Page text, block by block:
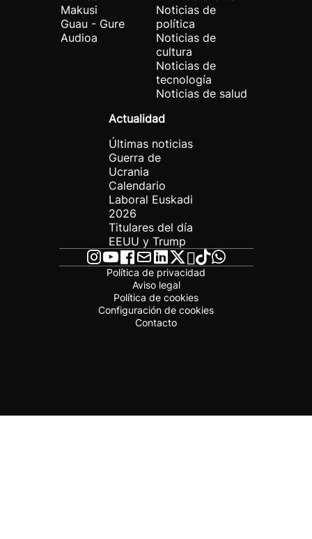
Makusi
Guau - Gure
Audioa
Noticias de
política
Noticias de
cultura
Noticias de
tecnología
Noticias de salud
Actualidad
Últimas noticias
Guerra de
Ucrania
Calendario
Laboral Euskadi
2026
Titulares del día
EEUU y Trump
Política de privacidad
Aviso legal
Política de cookies
Configuración de cookies
Contacto